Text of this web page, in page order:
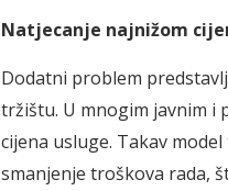
Natjecanje najnižom
Dodatni problem
tržištu. U mnogim javnim i
cijena usluge. Takav
smanjenje troškova rada,